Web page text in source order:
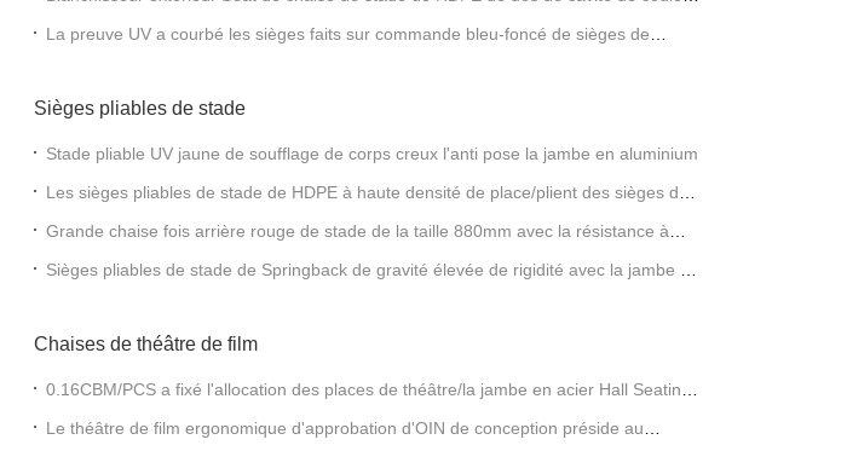
La preuve UV a courbé les sièges faits sur commande bleu-foncé de sièges de
Sièges pliables de stade
Stade pliable UV jaune de soufflage de corps creux l'anti pose la jambe en aluminium
Les sièges pliables de stade de HDPE à haute densité de place/plient des sièges de
Grande chaise fois arrière rouge de stade de la taille 880mm avec la résistance à
Sièges pliables de stade de Springback de gravité élevée de rigidité avec la jambe en
Chaises de théâtre de film
0.16CBM/PCS a fixé l'allocation des places de théâtre/la jambe en acier Hall Seating
Le théâtre de film ergonomique d'approbation d'OIN de conception préside au